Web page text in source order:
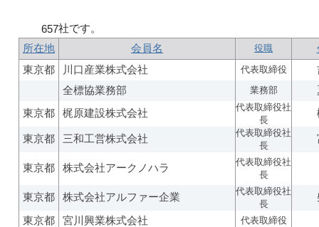
657社です。
所在地
会員名 役職
東京都
川口産業株式会社 代表取締役
全標協業務部
業務部
東京都
梶原建設株式会社
代表取締役社
長
東京都 三和工営株式会社
代表取締役社
長
東京都 株式会社アークノハラ
代表取締役社
長
東京都 株式会社アルファー企業
代表取締役社
長
東京都 宮川興業株式会社 代表取締役